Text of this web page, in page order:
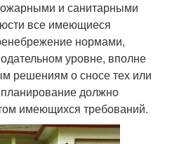
и санитарными
все имеющиеся
нормами,
уровне, вполне
решениям о сносе тех или
должно
имеющихся требований.